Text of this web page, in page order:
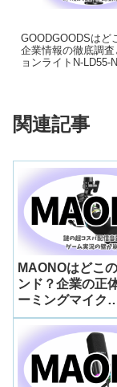
GOODGOODSはど
企業情報の徹底調
ョンライトN-LD55-
関連記事
MAONOはどこ
ンド？企業の正
ーミングマイク
『PD200X』を